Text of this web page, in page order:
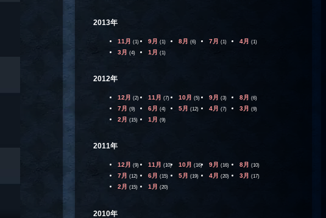
2013年
11月 (1) 9月 (1) 8月 (6) 7月 (1) 4月 (1)
3月 (4) 1月 (1)
2012年
12月 (2) 11月 (7) 10月 (5) 9月 (3) 8月 (6)
7月 (9) 6月 (4) 5月 (12) 4月 (7) 3月 (9)
2月 (15) 1月 (9)
2011年
12月 (9) 11月 (10) 10月 (16) 9月 (16) 8月 (10)
7月 (12) 6月 (15) 5月 (19) 4月 (20) 3月 (17)
2月 (15) 1月 (20)
2010年